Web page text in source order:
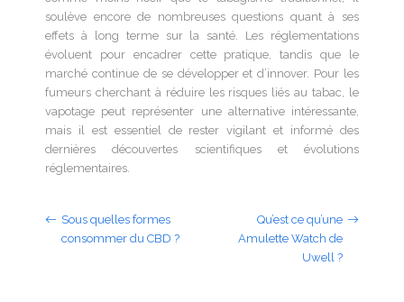
soulève encore de nombreuses questions quant à ses
effets à long terme sur la santé. Les réglementations
évoluent pour encadrer cette pratique, tandis que le
marché continue de se développer et d’innover. Pour les
fumeurs cherchant à réduire les risques liés au tabac, le
vapotage peut représenter une alternative intéressante,
mais il est essentiel de rester vigilant et informé des
dernières découvertes scientifiques et évolutions
réglementaires.
Sous quelles formes
consommer du CBD ?
Qu’est ce qu’une
Amulette Watch de
Uwell ?